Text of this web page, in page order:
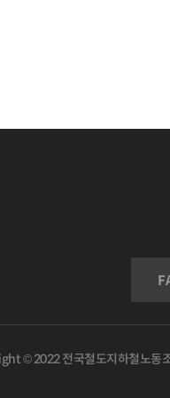
© 2022 전국철도지하철노동